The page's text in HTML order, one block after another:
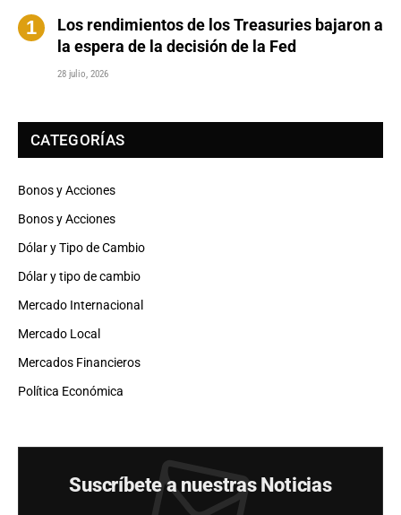
Los rendimientos de los Treasuries bajaron a
la espera de la decisión de la Fed
28 julio, 2026
CATEGORÍAS
Bonos y Acciones
Bonos y Acciones
Dólar y Tipo de Cambio
Dólar y tipo de cambio
Mercado Internacional
Mercado Local
Mercados Financieros
Política Económica
Suscríbete a nuestras Noticias